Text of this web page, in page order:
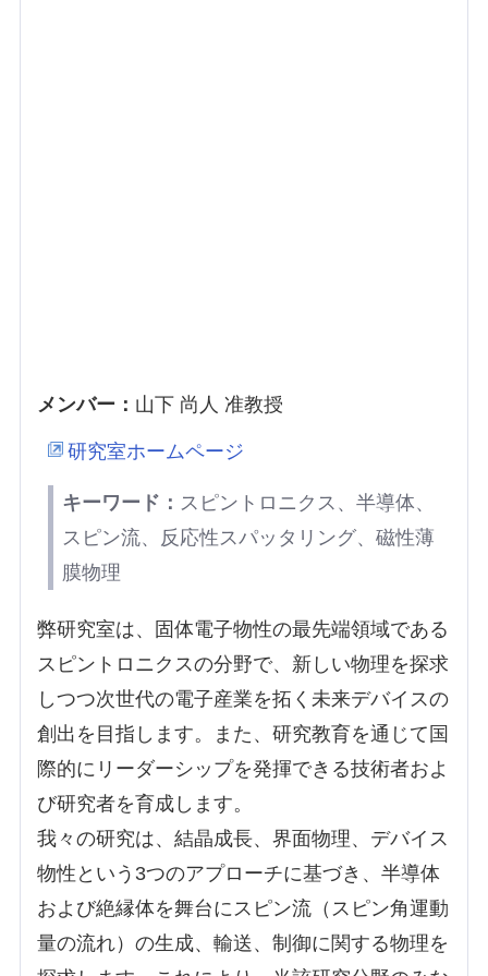
メンバー： 山下 尚人 准教授
研究室ホームページ
キーワード： スピントロニクス、半導体、
スピン流、反応性スパッタリング、磁性薄
膜物理
弊研究室は、固体電子物性の最先端領域である
スピントロニクスの分野で、新しい物理を探求
しつつ次世代の電子産業を拓く未来デバイスの
創出を目指します。また、研究教育を通じて国
際的にリーダーシップを発揮できる技術者およ
び研究者を育成します。
我々の研究は、結晶成長、界面物理、デバイス
物性という3つのアプローチに基づき、半導体
および絶縁体を舞台にスピン流（スピン角運動
量の流れ）の生成、輸送、制御に関する物理を